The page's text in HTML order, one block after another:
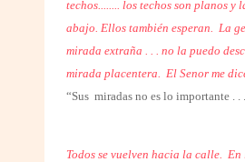
techos........ los techos son planos y
abajo. Ellos también esperan. La
mirada extraña . . . no la puedo
mirada placentera. El Senor me
“Sus miradas no es lo importante . .
Todos se vuelven hacia la calle. En